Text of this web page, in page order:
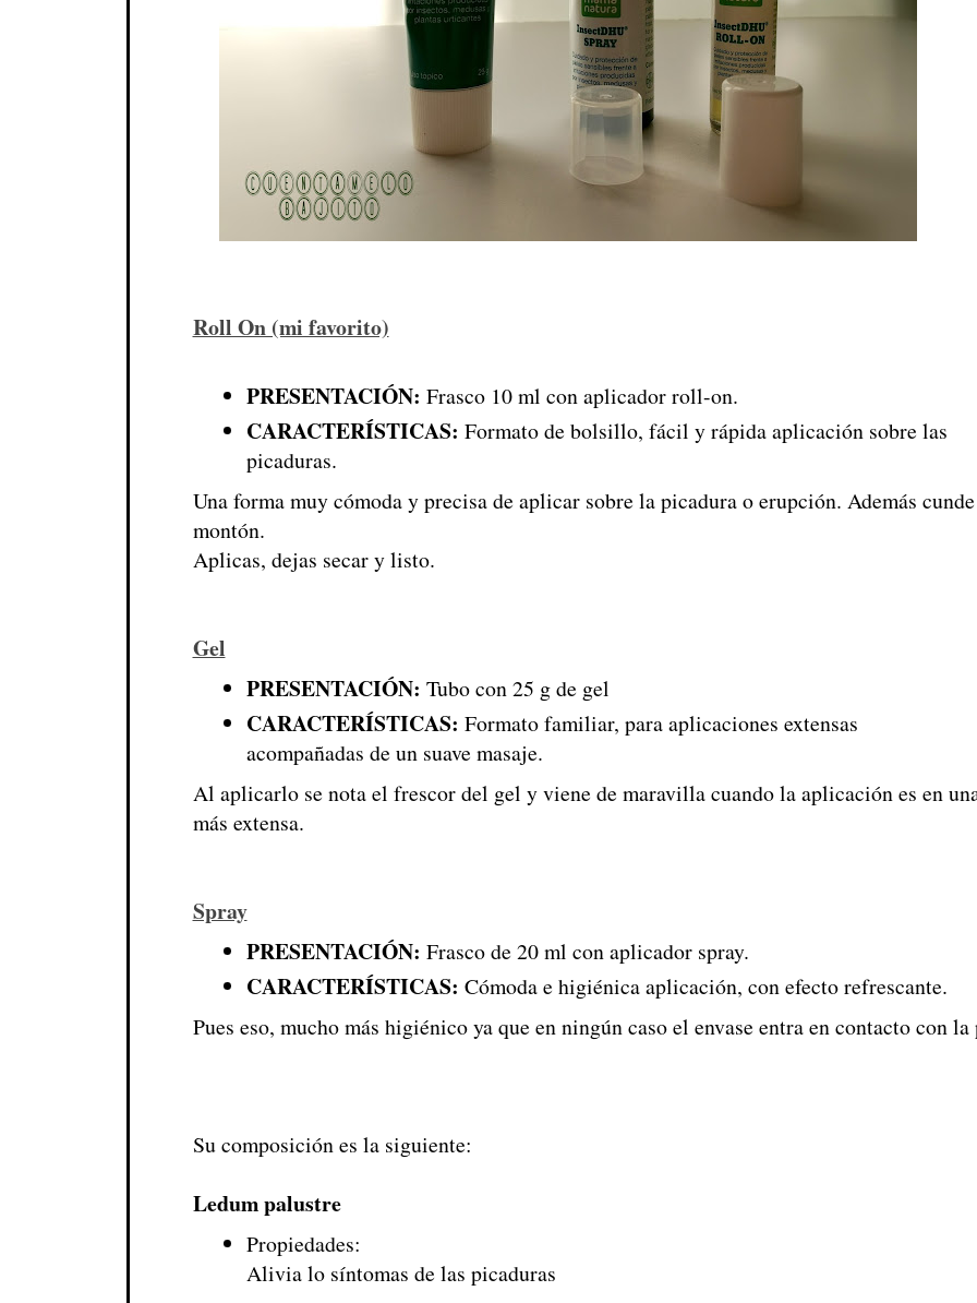
Roll On (mi favorito)
PRESENTACIÓN: Frasco 10 ml con aplicador roll-on.
CARACTERÍSTICAS: Formato de bolsillo, fácil y rápida aplicación sobre las
picaduras.
Una forma muy cómoda y precisa de aplicar sobre la picadura o erupción. Además
montón.
Aplicas, dejas secar y listo.
Gel
PRESENTACIÓN: Tubo con 25 g de gel
CARACTERÍSTICAS: Formato familiar, para aplicaciones extensas
acompañadas de un suave masaje.
Al aplicarlo se nota el frescor del gel y viene de maravilla cuando la aplicación es en
más extensa.
Spray
PRESENTACIÓN: Frasco de 20 ml con aplicador spray.
CARACTERÍSTICAS: Cómoda e higiénica aplicación, con efecto refrescante.
Pues eso, mucho más higiénico ya que en ningún caso el envase entra en contacto con
Su composición es la siguiente:
Ledum palustre
Propiedades:
Alivia lo síntomas de las picaduras